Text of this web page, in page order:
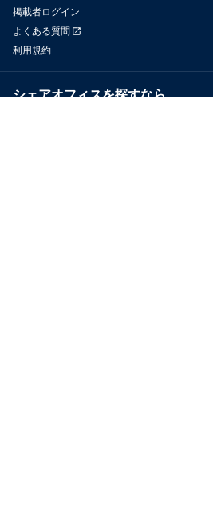
掲載者ログイン
よくある質問
利用規約
シェアオフィスを探すなら